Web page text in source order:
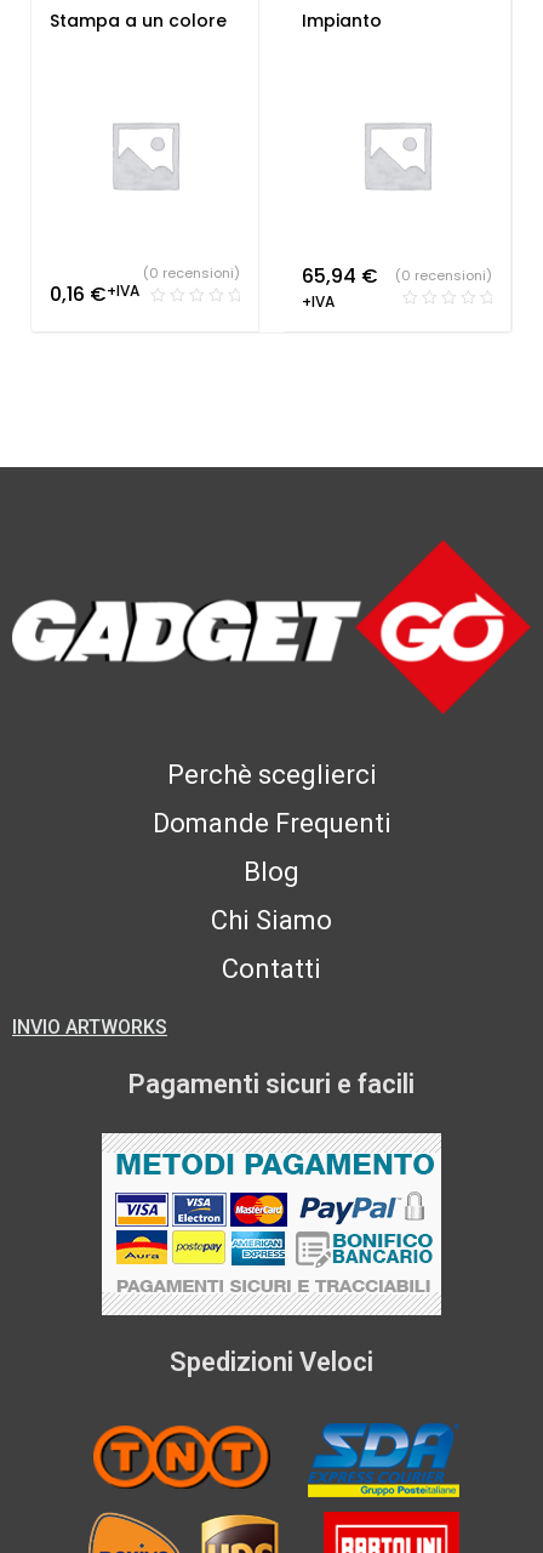
Stampa a un colore
0,16 €+IVA
(0 recensioni)
Impianto
65,94 €
+IVA
(0 recensioni)
Perchè sceglierci
Domande Frequenti
Blog
Chi Siamo
Contatti
INVIO ARTWORKS
Pagamenti sicuri e facili
Spedizioni Veloci